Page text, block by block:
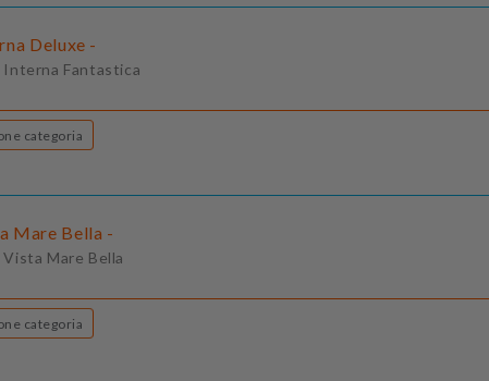
Deluxe -
Interna Fantastica
Descrizione categoria
Mare Bella -
Vista Mare Bella
Descrizione categoria